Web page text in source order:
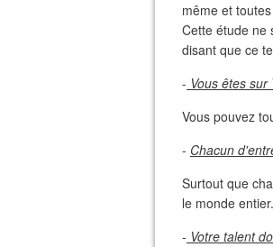
même et
Cette étude ne
disant que ce
- Vous êtes
Vous pouvez
- Chacun
Surtout que
le monde entier.
- Votre talent